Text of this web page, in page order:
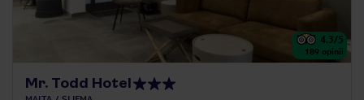
4.3/5
189 opinii
Mr. Todd Hotel